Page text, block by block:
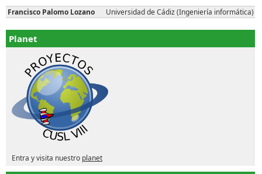
Francisco Palomo Lozano Universidad de Cádiz (Ingeniería informática)
Planet
Entra y visita nuestro planet